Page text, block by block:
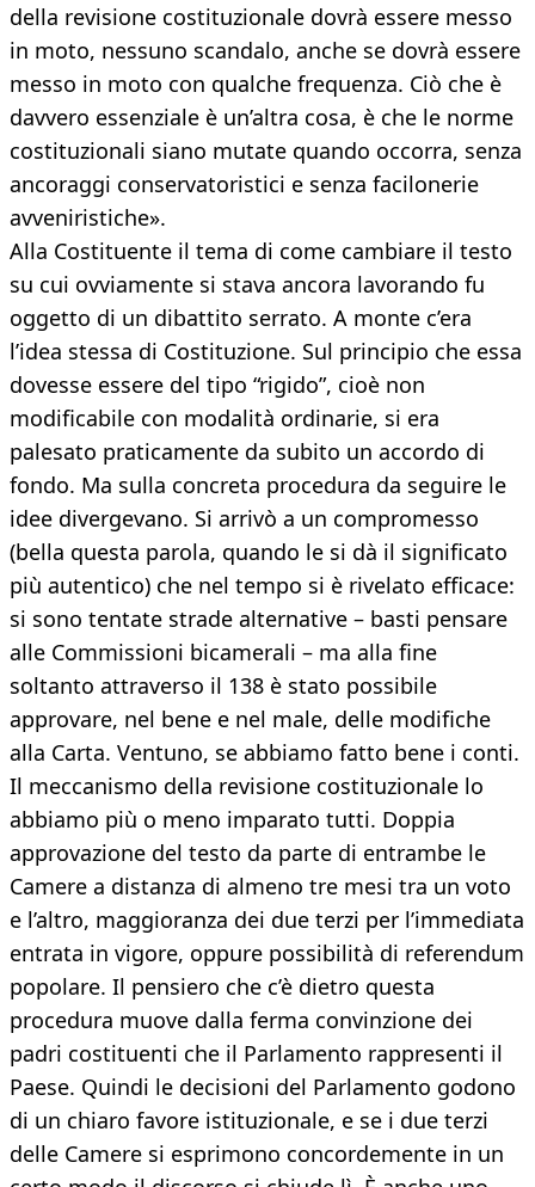
della revisione costituzionale dovrà essere messo
in moto, nessuno scandalo, anche se dovrà essere
messo in moto con qualche frequenza. Ciò che è
davvero essenziale è un’altra cosa, è che le norme
costituzionali siano mutate quando occorra, senza
ancoraggi conservatoristici e senza facilonerie
avveniristiche».
Alla Costituente il tema di come cambiare il testo
su cui ovviamente si stava ancora lavorando fu
oggetto di un dibattito serrato. A monte c’era
l’idea stessa di Costituzione. Sul principio che essa
dovesse essere del tipo “rigido”, cioè non
modificabile con modalità ordinarie, si era
palesato praticamente da subito un accordo di
fondo. Ma sulla concreta procedura da seguire le
idee divergevano. Si arrivò a un compromesso
(bella questa parola, quando le si dà il significato
più autentico) che nel tempo si è rivelato efficace:
si sono tentate strade alternative – basti pensare
alle Commissioni bicamerali – ma alla fine
soltanto attraverso il 138 è stato possibile
approvare, nel bene e nel male, delle modifiche
alla Carta. Ventuno, se abbiamo fatto bene i conti.
Il meccanismo della revisione costituzionale lo
abbiamo più o meno imparato tutti. Doppia
approvazione del testo da parte di entrambe le
Camere a distanza di almeno tre mesi tra un voto
e l’altro, maggioranza dei due terzi per l’immediata
entrata in vigore, oppure possibilità di referendum
popolare. Il pensiero che c’è dietro questa
procedura muove dalla ferma convinzione dei
padri costituenti che il Parlamento rappresenti il
Paese. Quindi le decisioni del Parlamento godono
di un chiaro favore istituzionale, e se i due terzi
delle Camere si esprimono concordemente in un